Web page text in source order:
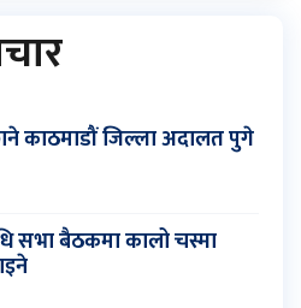
काठमाडौं जिल्ला अदालत पुगे
सभा बैठकमा कालो चस्मा